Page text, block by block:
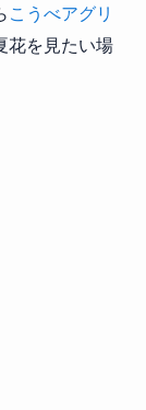
こうべアグリ
花を見たい場